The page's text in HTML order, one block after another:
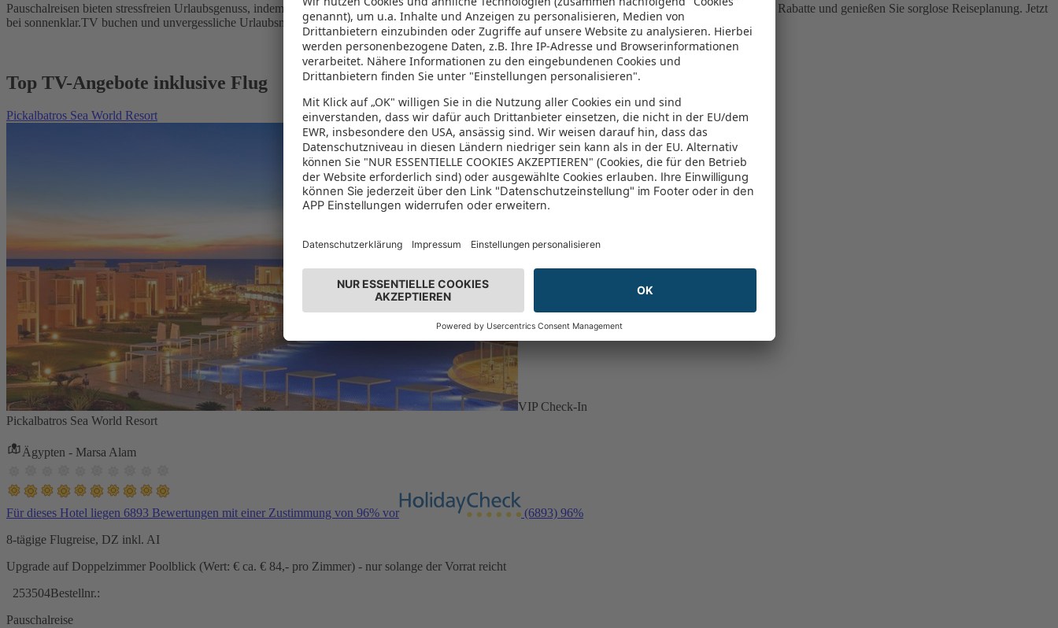
Pauschalreisen bieten stressfreien Urlaubsgenuss, indem Flug und Hotel in einem Paket kombiniert werden – das spart Zeit und Geld. Nutzen Sie attraktive Rabatte und genießen Sie sorglose Reiseplanung. Jetzt
bei sonnenklar.TV buchen und unvergessliche Urlaubsmomente erleben!
Top TV-Angebote inklusive Flug
Pickalbatros Sea World Resort
VIP Check-In
Pickalbatros Sea World Resort
Ägypten - Marsa Alam
Für dieses Hotel liegen 6893 Bewertungen mit einer Zustimmung von 96% vor (6893) 96%
8-tägige Flugreise, DZ inkl. AI
Upgrade auf Doppelzimmer Poolblick (Wert: € ca. € 84,- pro Zimmer) - nur solange der Vorrat reicht
253504Bestellnr.:
Pauschalreise